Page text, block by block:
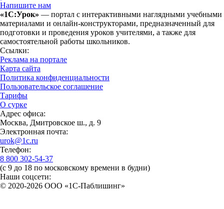
Напишите нам
«1С:Урок» — портал с интерактивными наглядными учебными
материалами и онлайн-конструкторами, предназначенный для
подготовки и проведения уроков учителями, а также для
самостоятельной работы школьников.
Ссылки:
Реклама на портале
Карта сайта
Политика конфиденциальности
Пользовательское соглашение
Тарифы
О сурке
Адрес офиса:
Москва, Дмитровское ш., д. 9
Электронная почта:
urok@1c.ru
Телефон:
8 800 302-54-37
(с 9 до 18 по московскому времени в будни)
Наши соцсети:
© 2020-2026 OOO «1С-Паблишинг»